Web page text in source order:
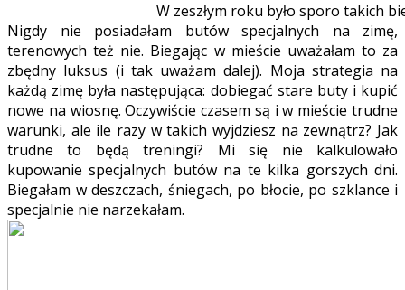
W zeszłym roku było sporo takich
Nigdy nie posiadałam butów specjalnych na zimę,
terenowych też nie. Biegając w mieście uważałam to za
zbędny luksus (i tak uważam dalej). Moja strategia na
każdą zimę była następująca: dobiegać stare buty i kupić
nowe na wiosnę. Oczywiście czasem są i w mieście trudne
warunki, ale ile razy w takich wyjdziesz na zewnątrz? Jak
trudne to będą treningi? Mi się nie kalkulowało
kupowanie specjalnych butów na te kilka gorszych dni.
Biegałam w deszczach, śniegach, po błocie, po szklance i
specjalnie nie narzekałam.